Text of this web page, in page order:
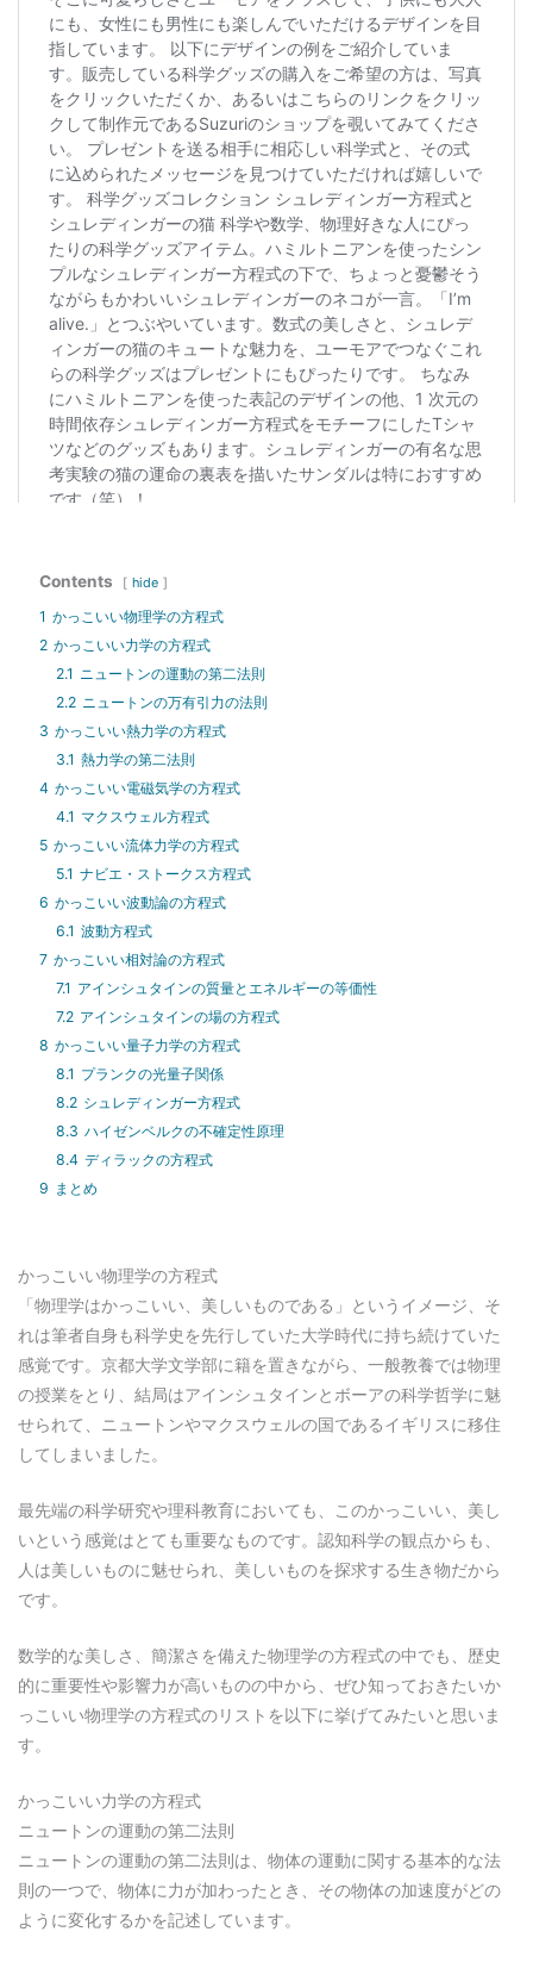
Contents hide
1 かっこいい物理学の方程式
2 かっこいい力学の方程式
2.1 ニュートンの運動の第二法則
2.2 ニュートンの万有引力の法則
3 かっこいい熱力学の方程式
3.1 熱力学の第二法則
4 かっこいい電磁気学の方程式
4.1 マクスウェル方程式
5 かっこいい流体力学の方程式
5.1 ナビエ・ストークス方程式
6 かっこいい波動論の方程式
6.1 波動方程式
7 かっこいい相対論の方程式
7.1 アインシュタインの質量とエネルギーの等価性
7.2 アインシュタインの場の方程式
8 かっこいい量子力学の方程式
8.1 プランクの光量子関係
8.2 シュレディンガー方程式
8.3 ハイゼンベルクの不確定性原理
8.4 ディラックの方程式
9 まとめ
かっこいい物理学の方程式
「物理学はかっこいい、美しいものである」というイメージ、そ
れは筆者自身も科学史を先行していた大学時代に持ち続けていた
感覚です。京都大学文学部に籍を置きながら、一般教養では物理
の授業をとり、結局はアインシュタインとボーアの科学哲学に魅
せられて、ニュートンやマクスウェルの国であるイギリスに移住
してしまいました。
最先端の科学研究や理科教育においても、このかっこいい、美し
いという感覚はとても重要なものです。認知科学の観点からも、
人は美しいものに魅せられ、美しいものを探求する生き物だから
です。
数学的な美しさ、簡潔さを備えた物理学の方程式の中でも、歴史
的に重要性や影響力が高いものの中から、ぜひ知っておきたいか
っこいい物理学の方程式のリストを以下に挙げてみたいと思いま
す。
かっこいい力学の方程式
ニュートンの運動の第二法則
ニュートンの運動の第二法則は、物体の運動に関する基本的な法
則の一つで、物体に力が加わったとき、その物体の加速度がどの
ように変化するかを記述しています。